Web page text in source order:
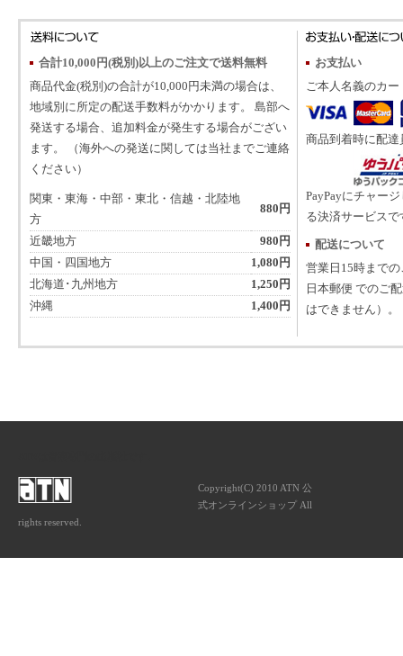
合計10,000円(税別)以上のご注文で送料無料
商品代金(税別)の合計が10,000円未満の場合は、
地域別に所定の配送手数料がかかります。 島部へ
発送する場合、追加料金が発生する場合がござい
ます。 （海外への発送に関しては当社までご連絡
ください）
関東・東海・中部・東北・信越・北陸地
方
880円
近畿地方
980円
中国・四国地方
1,080円
北海道･九州地方
1,250円
沖縄
1,400円
お支払い
ご本人名義のカ
商品到着時に配
PayPayにチャー
る決済サービスで
配送について
営業日15時まで
日本郵便 でのご
はできません）。
Copyright(C) 2010 ATN 公
式オンラインショップ All
rights reserved.